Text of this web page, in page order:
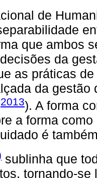
de
que ambos
da
as práticas
da
2013). A forma
a forma
é
sublinha que
tornando-